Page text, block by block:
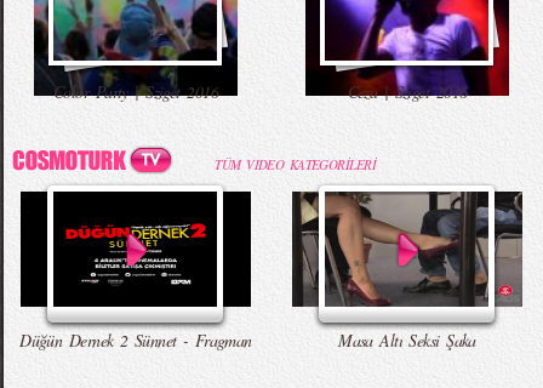
Color Party | Sziget 2016 Ceza | Sziget 2016
TÜM VIDEO KATEGORİLERİ
Düğün Dernek 2 Sünnet - Fragman Masa Altı Seksi Şaka